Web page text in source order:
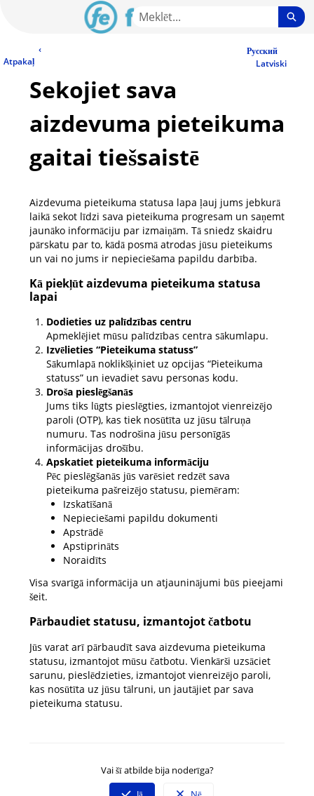
Content‹
Atpakaļ
Русский
Latviski
Sekojiet sava
aizdevuma pieteikuma
gaitai tiešsaistē
Aizdevuma pieteikuma statusa lapa ļauj jums jebkurā
laikā sekot līdzi sava pieteikuma progresam un saņemt
jaunāko informāciju par izmaiņām. Tā sniedz skaidru
pārskatu par to, kādā posmā atrodas jūsu pieteikums
un vai no jums ir nepieciešama papildu darbība.
Kā piekļūt aizdevuma pieteikuma statusa
lapai
Dodieties uz palīdzības centru
Apmeklējiet mūsu palīdzības centra sākumlapu.
Izvēlieties “Pieteikuma statuss”
Sākumlapā noklikšķiniet uz opcijas “Pieteikuma
statuss” un ievadiet savu personas kodu.
Droša pieslēgšanās
Jums tiks lūgts pieslēgties, izmantojot vienreizējo
paroli (OTP), kas tiek nosūtīta uz jūsu tālruņa
numuru. Tas nodrošina jūsu personīgās
informācijas drošību.
Apskatiet pieteikuma informāciju
Pēc pieslēgšanās jūs varēsiet redzēt sava
pieteikuma pašreizējo statusu, piemēram:
Izskatīšanā
Nepieciešami papildu dokumenti
Apstrādē
Apstiprināts
Noraidīts
Visa svarīgā informācija un atjauninājumi būs pieejami
šeit.
Pārbaudiet statusu, izmantojot čatbotu
Jūs varat arī pārbaudīt sava aizdevuma pieteikuma
statusu, izmantojot mūsu čatbotu. Vienkārši uzsāciet
sarunu, pieslēdzieties, izmantojot vienreizējo paroli,
kas nosūtīta uz jūsu tālruni, un jautājiet par sava
pieteikuma statusu.
Vai šī atbilde bija noderīga?